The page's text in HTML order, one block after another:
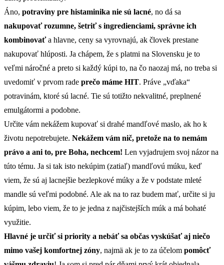
Áno, potraviny pre histaminika nie sú lacné, no dá sa
nakupovať rozumne, šetriť s ingredienciami, správne ich
kombinovaťa hlavne, ceny sa vyrovnajú, ak človek prestane
nakupovať hlúposti. Ja chápem, že s platmi na Slovensku je to
veľmi náročné a preto si každý kúpi to, na čo naozaj má, no treba si
uvedomiť v prvom rade prečo máme HIT. Práve „vďaka“
potravinám, ktoré sú lacné. Tie sú totižto nekvalitné, preplnené
emulgátormi a podobne.
Určite vám nekážem kupovať si drahé mandľové maslo, ak ho k
životu nepotrebujete. Nekážem vám nič, pretože na to nemám
právo a ani to, pre Boha, nechcem! Len vyjadrujem svoj názor na
túto tému. Ja si tak isto nekúpim (zatiaľ) mandľovú múku, keď
viem, že sú aj lacnejšie bezlepkové múky a že v podstate mleté
mandle sú veľmi podobné. Ale ak na to raz budem mať, určite si ju
kúpim, lebo viem, že to je jedna z najčistejších múk a má bohaté
využitie.
Hlavné je určiť si priority a nebáť sa občas vyskúšať aj niečo
mimo vašej komfortnej zóny, najmä ak je to za účelom pomôcť